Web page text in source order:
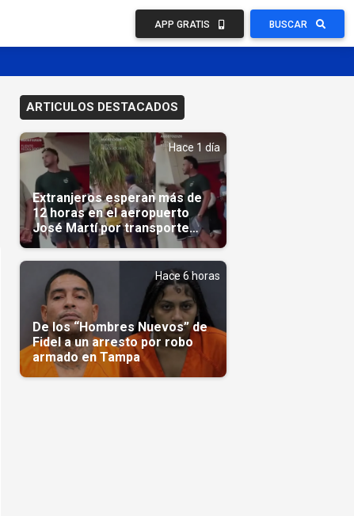
APP GRATIS BUSCAR
ARTICULOS DESTACADOS
Hace 1 día
Extranjeros esperan más de
12 horas en el aeropuerto
José Martí por transporte
reservado semanas
antes(Video)
Hace 6 horas
De los “Hombres Nuevos” de
Fidel a un arresto por robo
armado en Tampa